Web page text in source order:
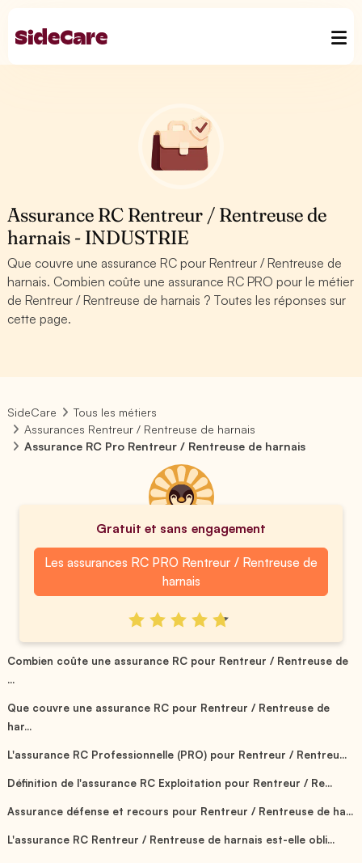
Assurance RC Rentreur / Rentreuse de
harnais - INDUSTRIE
Que couvre une assurance RC pour Rentreur / Rentreuse de
harnais. Combien coûte une assurance RC PRO pour le métier
de Rentreur / Rentreuse de harnais ? Toutes les réponses sur
cette page.
SideCare
Tous les métiers
Assurances Rentreur / Rentreuse de harnais
Assurance RC Pro Rentreur / Rentreuse de harnais
Gratuit et sans engagement
Les assurances RC PRO Rentreur / Rentreuse de
harnais
Combien coûte une assurance RC pour Rentreur / Rentreuse de
...
Que couvre une assurance RC pour Rentreur / Rentreuse de
har...
L'assurance RC Professionnelle (PRO) pour Rentreur / Rentreu...
Définition de l'assurance RC Exploitation pour Rentreur / Re...
Assurance défense et recours pour Rentreur / Rentreuse de ha...
L'assurance RC Rentreur / Rentreuse de harnais est-elle obli...